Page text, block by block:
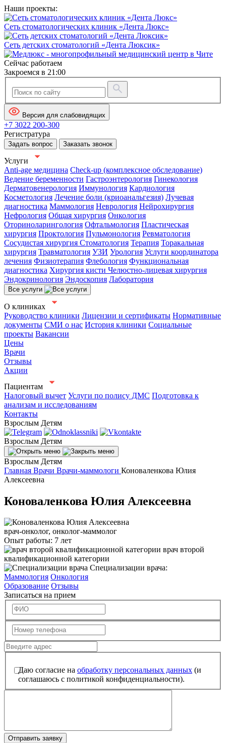
Наши проекты:
Сеть стоматологических клиник «Дента Люкс»
Сеть детских стоматологий «Дента Люксик»
Сейчас работаем
Закроемся в 21:00
Версия для слабовидящих
+7 3022 200-300
Регистратура
Задать вопрос Заказать звонок
Услуги
Anti-age медицина Check-up (комплексное обследование)
Ведение беременности Гастроэнтерология Гинекология
Дерматовенерология Иммунология Кардиология
Косметология Лечение боли (криоанальгезия) Лучевая
диагностика Маммология Неврология Нейрохирургия
Нефрология Общая хирургия Онкология
Оториноларингология Офтальмология Пластическая
хирургия Проктология Пульмонология Ревматология
Сосудистая хирургия Стоматология Терапия Торакальная
хирургия Травматология УЗИ Урология Услуги координатора
лечения Физиотерапия Флебология Функциональная
диагностика Хирургия кисти Челюстно-лицевая хирургия
Эндокринология Эндоскопия Лаборатория
Все услуги
О клиниках
Руководство клиники Лицензии и сертификаты Нормативные
документы СМИ о нас История клиники Социальные
проекты Вакансии
Цены
Врачи
Отзывы
Акции
Пациентам
Налоговый вычет Услуги по полису ДМС Подготовка к
анализам и исследованиям
Контакты
Взрослым Детям
Взрослым Детям
Взрослым Детям
Главная Врачи Врачи-маммологи Коноваленкова Юлия
Алексеевна
Коноваленкова Юлия Алексеевна
врач-онколог, онколог-маммолог
Опыт работы: 7 лет
врач второй
квалификационной категории
Специализации врача:
Маммология Онкология
Образование Отзывы
Записаться на прием
Даю согласие на обработку персональных данных (и
соглашаюсь с политикой конфиденциальности).
Отправить заявку